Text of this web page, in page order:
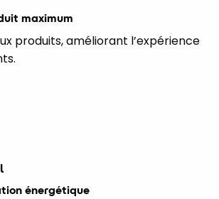
maximum
produits, améliorant l’expérience
énergétique